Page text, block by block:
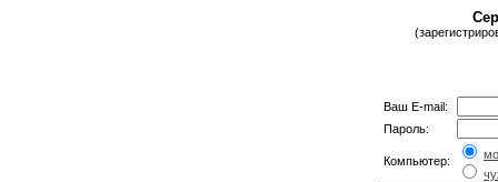
Ваш E-mail:
Пароль:
Компьютер: